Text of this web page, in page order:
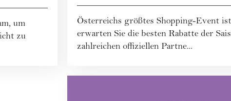
um
zu
Österreichs größtes Shopping-Event
erwarten Sie die besten Rabatte der
zahlreichen offiziellen Partne...